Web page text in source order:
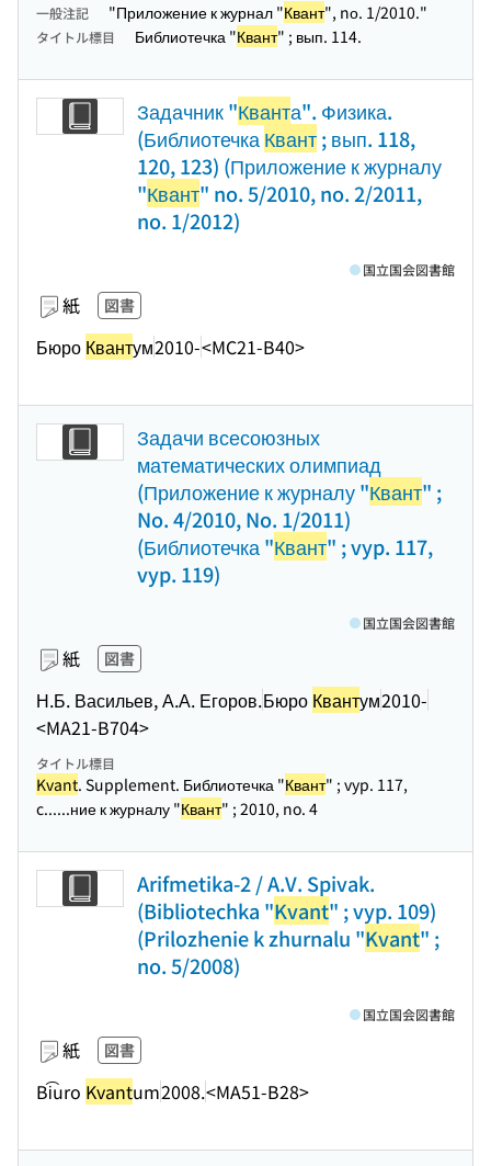
一般注記 "Приложение к журнал "Квант", nо. 1/2010."
タイトル標目 Библиотечка "Квант" ; вып. 114.
Задачник "Кванта". Физика.
(БиблиотечкаКвант; вып. 118,
120, 123) (Приложение к журналу
"Квант" no. 5/2010, no. 2/2011,
no. 1/2012)
紙 図書
Бюро Квантум2010-<MC21-B40>
国立国会図書館
Задачи всесоюзных
математических олимпиад
(Приложение к журналу "Квант" ;
No. 4/2010, No. 1/2011)
(Библиотечка "Квант" ; vyp. 117,
vyp. 119)
紙 図書
Н.Б. Васильев, А.А. Егоров.Бюро Квантум2010-
<MA21-B704>
国立国会図書館
タイトル標目
Kvant. Supplement. Библиотечка "Квант" ; vyp. 117,
c......ние к журналу "Квант" ; 2010, no. 4
Arifmetika-2 / A.V. Spivak.
(Bibliotechka "Kvant" ; vyp. 109)
(Prilozhenie k zhurnalu "Kvant" ;
no. 5/2008)
紙 図書
Bi͡uro Kvantum2008.<MA51-B28>
国立国会図書館